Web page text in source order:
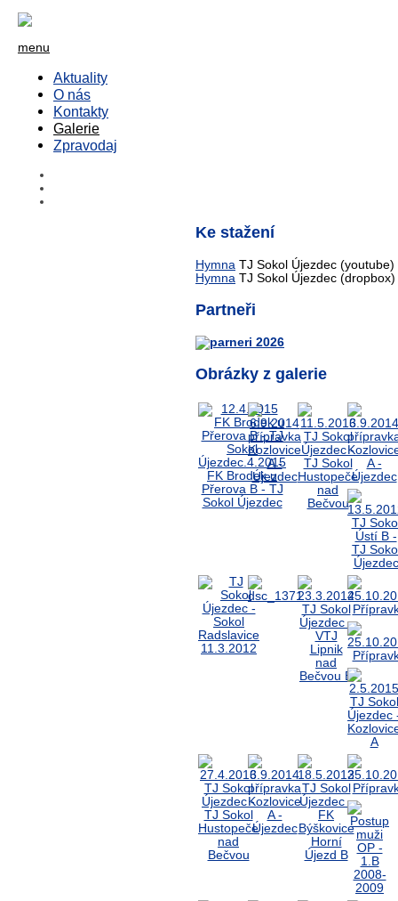
menu
Aktuality
O nás
Kontakty
Galerie
Zpravodaj
Ke stažení
Hymna TJ Sokol Újezdec (youtube)
Hymna TJ Sokol Újezdec (dropbox)
Partneři
Obrázky z galerie